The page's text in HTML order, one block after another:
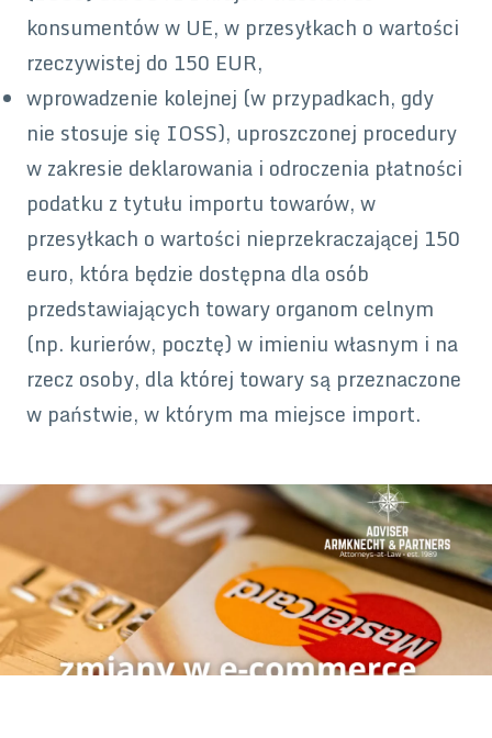
konsumentów w UE, w przesyłkach o wartości
rzeczywistej do 150 EUR,
wprowadzenie kolejnej (w przypadkach, gdy
nie stosuje się IOSS), uproszczonej procedury
w zakresie deklarowania i odroczenia płatności
podatku z tytułu importu towarów, w
przesyłkach o wartości nieprzekraczającej 150
euro, która będzie dostępna dla osób
przedstawiających towary organom celnym
(np. kurierów, pocztę) w imieniu własnym i na
rzecz osoby, dla której towary są przeznaczone
w państwie, w którym ma miejsce import.